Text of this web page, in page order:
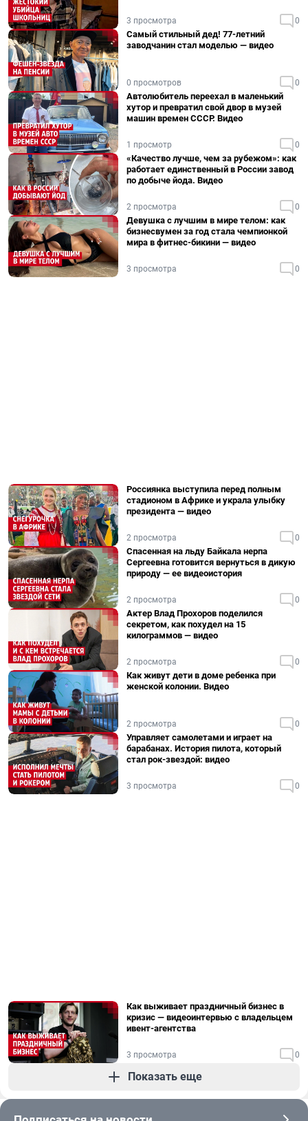
3 просмотра 0
Самый стильный дед! 77-летний
заводчанин стал моделью — видео
0 просмотров 0
Автолюбитель переехал в маленький
хутор и превратил свой двор в музей
машин времен СССР. Видео
1 просмотр 0
«Качество лучше, чем за рубежом»: как
работает единственный в России завод
по добыче йода. Видео
2 просмотра 0
Девушка с лучшим в мире телом: как
бизнесвумен за год стала чемпионкой
мира в фитнес-бикини — видео
3 просмотра 0
Россиянка выступила перед полным
стадионом в Африке и украла улыбку
президента — видео
2 просмотра 0
Спасенная на льду Байкала нерпа
Сергеевна готовится вернуться в дикую
природу — ее видеоистория
2 просмотра 0
Актер Влад Прохоров поделился
секретом, как похудел на 15
килограммов — видео
2 просмотра 0
Как живут дети в доме ребенка при
женской колонии. Видео
2 просмотра 0
Управляет самолетами и играет на
барабанах. История пилота, который
стал рок-звездой: видео
3 просмотра 0
Как выживает праздничный бизнес в
кризис — видеоинтервью с владельцем
ивент-агентства
3 просмотра 0
Показать еще